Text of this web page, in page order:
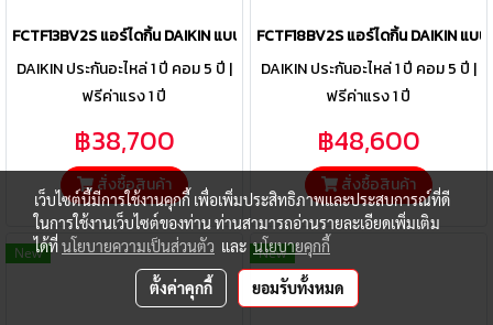
FCTF13BV2S แอร์ไดกิ้น DAIKIN แบบฝังฝ้าเพดาน รุ่น SkyAir Round
DAIKIN ประกันอะไหล่ 1 ปี คอม 5 ปี |
ฟรีค่าแรง 1 ปี
฿38,700
สั่งซื้อสินค้า
FCTF18BV2S แอร์ไดกิ้น DAIKIN แ
DAIKIN ประกันอะไหล่ 1 ปี คอม 5 ปี |
ฟรีค่าแรง 1 ปี
฿48,600
สั่งซื้อสินค้า
New New
เว็บไซต์นี้มีการใช้งานคุกกี้ เพื่อเพิ่มประสิทธิภาพและประสบการณ์ที่ดี
ในการใช้งานเว็บไซต์ของท่าน ท่านสามารถอ่านรายละเอียดเพิ่มเติม
ได้ที่นโยบายความเป็นส่วนตัว และนโยบายคุกกี้
ตั้งค่าคุกกี้ ยอมรับทั้งหมด